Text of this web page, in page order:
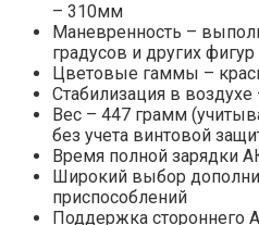
– 310мм
Маневренность –
градусов и других
Цветовые гаммы –
Стабилизация в воздухе
Вес – 447 грамм
без учета винтовой
Время полной зарядки
Широкий выбор
приспособлений
Поддержка стороннего